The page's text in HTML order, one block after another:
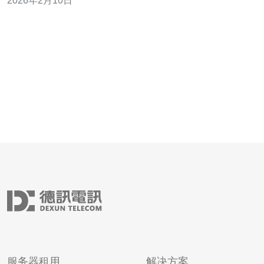
升香港服务器的性能。 1. 选择优质的服务提供商 选择一个
服务器租用 解决方案